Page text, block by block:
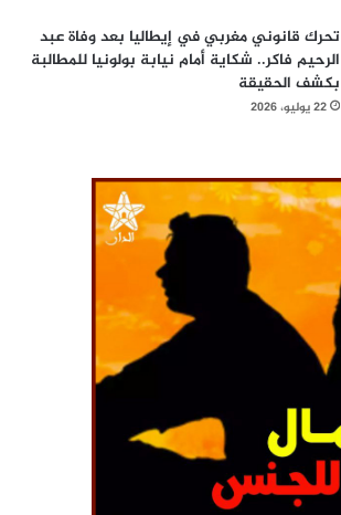
تحرك قانوني مغربي في إيطاليا بعد وفاة عبد
الرحيم فاكر.. شكاية أمام نيابة بولونيا للمطالبة
بكشف الحقيقة
22 يوليو، 2026